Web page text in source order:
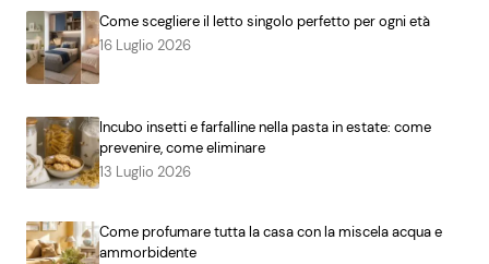
Come scegliere il letto singolo perfetto per ogni età
16 Luglio 2026
Incubo insetti e farfalline nella pasta in estate: come
prevenire, come eliminare
13 Luglio 2026
Come profumare tutta la casa con la miscela acqua e
ammorbidente